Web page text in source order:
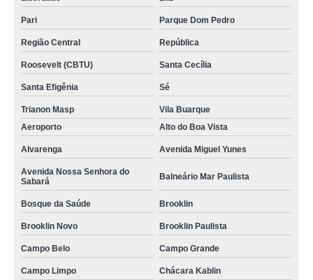
kit lanche festa infantil preço Vila Marcelo
encomendar kit festa de aniversário infantil Santa Efigênia
kit de festa infantil Butantã
kits para festa infantil Cidade Dutra
quem faz kit de doces para festa infantil Jardim Paulistano
kit festa de aniversário infantil Caiubi
encomendar kit de lanche para festa infantil Trianon Masp
quem faz kit lanchinho para festa infantil Centro
kits doce festa infantil Pinheiros
Pari Parque Dom Pedro
Região Central República
Roosevelt (CBTU) Santa Cecília
Santa Efigênia Sé
Trianon Masp
Vila Buarque
Aeroporto
Alto do Boa Vista
Alvarenga Avenida Miguel Yunes
Avenida Nossa Senhora do
Sabará
Balneário Mar Paulista
Bosque da Saúde Brooklin
Brooklin Novo Brooklin Paulista
Campo Belo Campo Grande
Campo Limpo Chácara Kablin